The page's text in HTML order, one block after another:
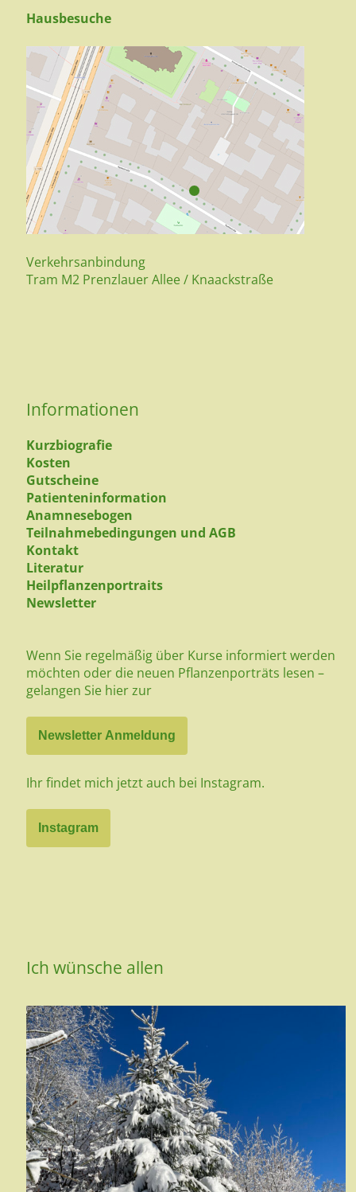
Hausbesuche
Verkehrsanbindung
Tram M2 Prenzlauer Allee / Knaackstraße
Informationen
Kurzbiografie
Kosten
Gutscheine
Patienteninformation
Anamnesebogen
Teilnahmebedingungen und AGB
Kontakt
Literatur
Heilpflanzenportraits
Newsletter
Wenn Sie regelmäßig über Kurse informiert werden
möchten oder die neuen Pflanzenporträts lesen –
gelangen Sie hier zur
Newsletter Anmeldung
Ihr findet mich jetzt auch bei Instagram.
Instagram
Ich wünsche allen